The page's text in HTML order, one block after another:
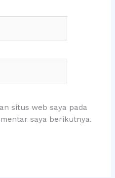
situs web saya pada
saya berikutnya.